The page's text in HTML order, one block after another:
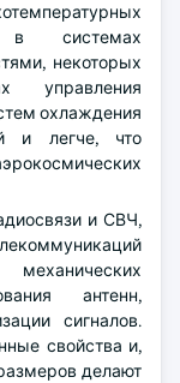
в системах
некоторых
управления
охлаждения
и легче, что
и СВЧ,
антенн,
сигналов.
свойства и,
делают